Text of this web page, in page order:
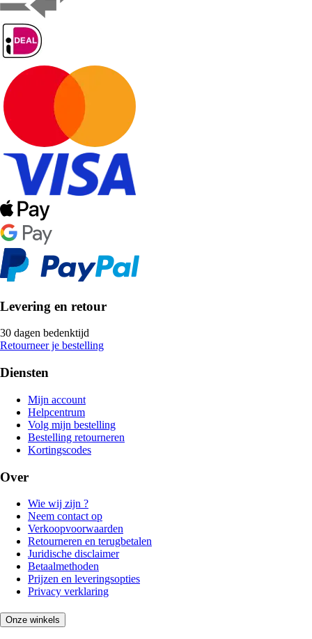
Levering en retour
30 dagen bedenktijd
Retourneer je bestelling
Diensten
Mijn account
Helpcentrum
Volg mijn bestelling
Bestelling retourneren
Kortingscodes
Over
Wie wij zijn ?
Neem contact op
Verkoopvoorwaarden
Retourneren en terugbetalen
Juridische disclaimer
Betaalmethoden
Prijzen en leveringsopties
Privacy verklaring
Onze winkels